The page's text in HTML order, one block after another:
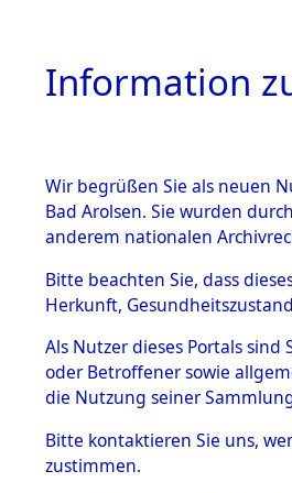
BESTÄNDE
Inhaftierungsdoku
mente
5. Verschiedenes
Todesmärsche
5.3.1 Alliierte
Information
Wir begrüßen Sie als neuen
Bad Arolsen. Sie wurden
anderem nationalen
Bitte beachten Sie, dass
Herkunft,
Als Nutzer dieses Portals
oder Betroffener sowie
die Nutzung seiner
Bitte kontaktieren Sie uns,
zustimmen.